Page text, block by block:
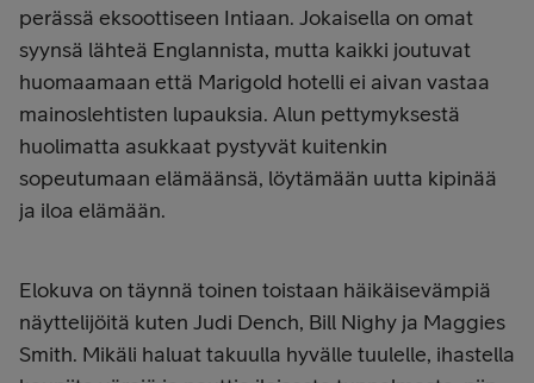
perässä eksoottiseen Intiaan. Jokaisella on omat
syynsä lähteä Englannista, mutta kaikki joutuvat
huomaamaan että Marigold hotelli ei aivan vastaa
mainoslehtisten lupauksia. Alun pettymyksestä
huolimatta asukkaat pystyvät kuitenkin
sopeutumaan elämäänsä, löytämään uutta kipinää
ja iloa elämään.
Elokuva on täynnä toinen toistaan häikäisevämpiä
näyttelijöitä kuten Judi Dench, Bill Nighy ja Maggies
Smith. Mikäli haluat takuulla hyvälle tuulelle, ihastella